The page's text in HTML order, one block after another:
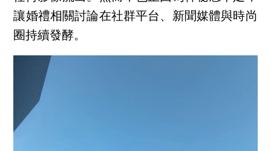
讓婚禮相關討論在社群平台、新聞媒體與時尚
圈持續發酵。